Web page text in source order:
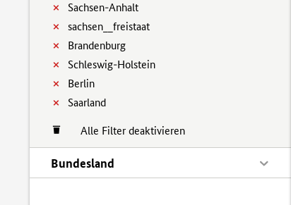
Sachsen-Anhalt
sachsen__freistaat
Brandenburg
Schleswig-Holstein
Berlin
Saarland
Alle Filter deaktivieren
Bundesland